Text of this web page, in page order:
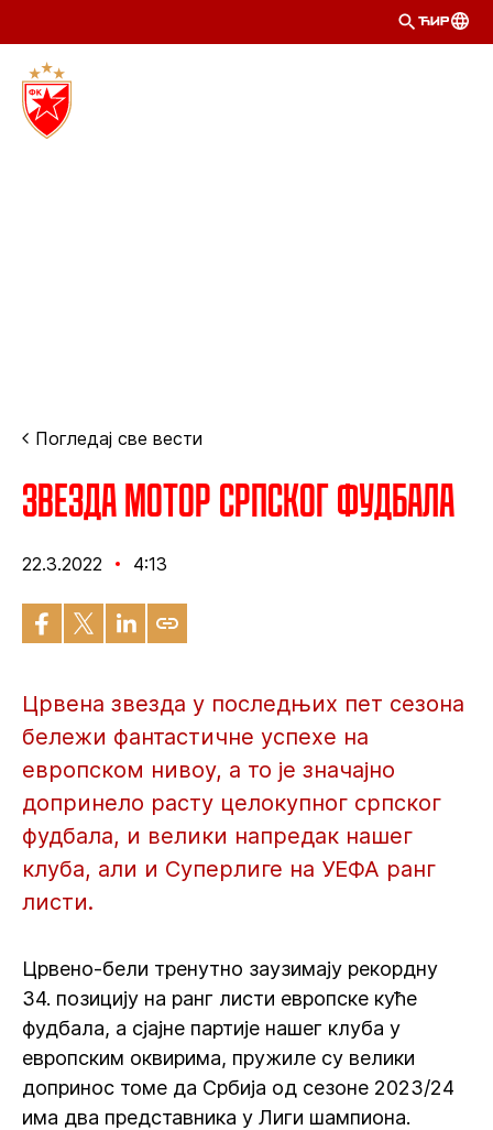
ЋИР
Погледај све вести
Звезда мотор српског фудбала
22.3.2022 4:13
Црвена звезда у последњих пет сезона
бележи фантастичне успехе на
европском нивоу, а то је значајно
допринело расту целокупног српског
фудбала, и велики напредак нашег
клуба, али и Суперлиге на УЕФА ранг
листи.
Црвено-бели тренутно заузимају рекордну
34. позицију на ранг листи европске куће
фудбала, а сјајне партије нашег клуба у
европским оквирима, пружиле су велики
допринос томе да Србија од сезоне 2023/24
има два представника у Лиги шампиона.